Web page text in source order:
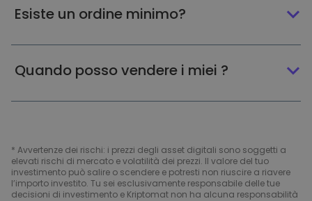
Esiste un ordine minimo?
Quando posso vendere i miei ?
* Avvertenze dei rischi: i prezzi degli asset digitali sono soggetti a
elevati rischi di mercato e volatilità dei prezzi. Il valore del tuo
investimento può salire o scendere e potresti non riuscire a riavere
l’importo investito. Tu sei esclusivamente responsabile delle tue
decisioni di investimento e Kriptomat non ha alcuna responsabilità